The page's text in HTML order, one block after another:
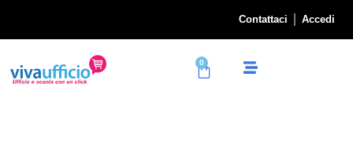
Contattaci Accedi
0